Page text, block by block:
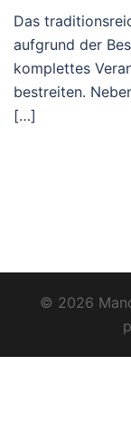
Das
aufgrund der
komplettes
bestreiten.
[…]
© 2026